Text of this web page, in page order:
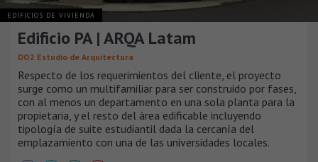
EDIFICIOS DE VIVIENDA
Edificio PA | ARQA Latam
DO2 Estudio de Arquitectura
Respecto de los requerimientos del cliente, el proyecto
surge como un multifamiliar para ser construido por fases,
con al menos un departamento en una sola planta para la
propietaria, y el resto del área edificable incluyendo
tipología de suite estudiantil dada la cercanía del
emplazamiento con una de las universidades locales.